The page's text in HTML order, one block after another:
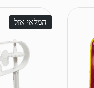
המלאי אזל